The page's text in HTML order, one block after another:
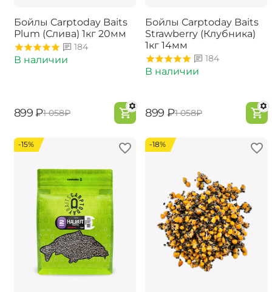
Бойлы Carptoday Baits
Plum (Слива) 1кг 20мм
184
В наличии
‍899‍ ₽‍1 058‍₽
Бойлы Carptoday Baits
Strawberry (Клубника)
1кг 14мм
184
В наличии
‍899‍ ₽‍1 058‍₽
-15% -18%